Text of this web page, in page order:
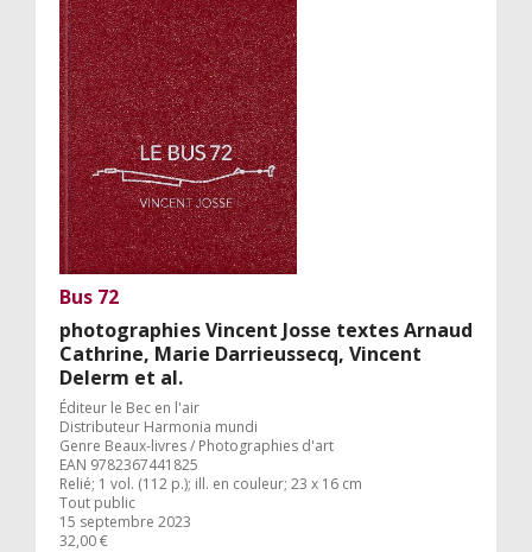
Bus 72
photographies Vincent Josse textes Arnaud
Cathrine, Marie Darrieussecq, Vincent
Delerm et al.
Éditeur le Bec en l'air
Distributeur Harmonia mundi
Genre Beaux-livres / Photographies d'art
EAN 9782367441825
Relié; 1 vol. (112 p.); ill. en couleur; 23 x 16 cm
Tout public
15 septembre 2023
32,00 €